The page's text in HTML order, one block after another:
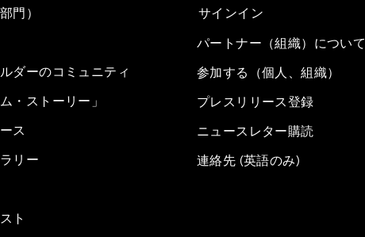
門）
ダーのコミュニティ
・ストーリー」
ス
リー
ト
サインイン
パートナー（組織）について
参加する（個人、組織）
プレスリリース登録
ニュースレター購読
連絡先 (英語のみ)